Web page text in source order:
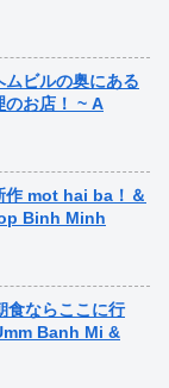
ビルの奥にある
のお店！ ~ A
作 mot hai ba！＆
Binh Minh
食ならここに行
Banh Mi &